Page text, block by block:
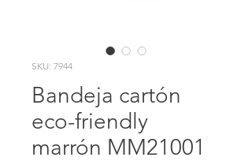
SKU: 7944
Bandeja cartón
eco-friendly
marrón MM21001